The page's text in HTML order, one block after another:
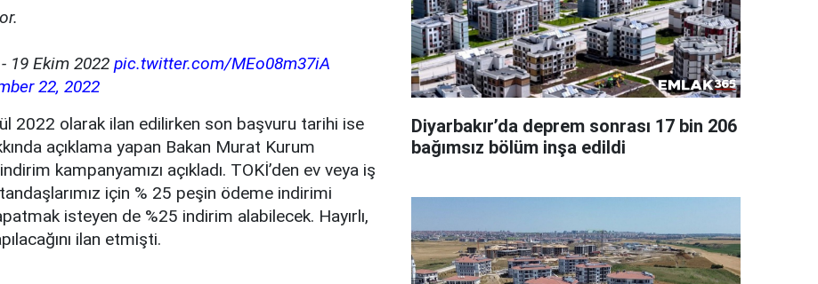
19 Ekim 2022 pic.twitter.com/MEo08m37iA
22, 2022
2022 olarak ilan edilirken son başvuru tarihi ise
açıklama yapan Bakan Murat Kurum
kampanyamızı açıkladı. TOKİ’den ev veya iş
için % 25 peşin ödeme indirimi
isteyen de %25 indirim alabilecek. Hayırlı,
ilan etmişti.
Diyarbakır’da deprem sonrası 17 bin 206
bağımsız bölüm inşa edildi